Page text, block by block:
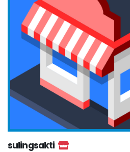
sulingsakti